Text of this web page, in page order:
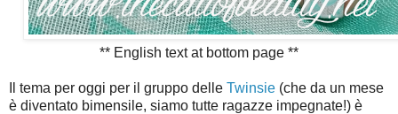
** English text at bottom page **
Il tema per oggi per il gruppo delle Twinsie (che da un mese
è diventato bimensile, siamo tutte ragazze impegnate!) è